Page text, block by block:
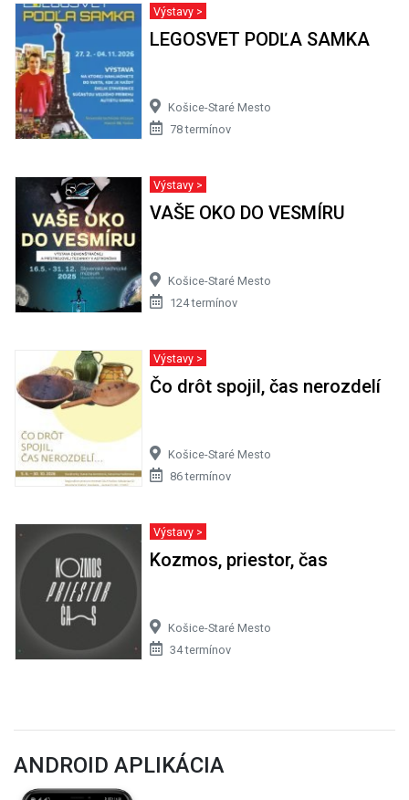
Výstavy >
LEGOSVET PODĽA SAMKA
Košice-Staré Mesto
78 termínov
Výstavy >
VAŠE OKO DO VESMÍRU
Košice-Staré Mesto
124 termínov
Výstavy >
Čo drôt spojil, čas nerozdelí
Košice-Staré Mesto
86 termínov
Výstavy >
Kozmos, priestor, čas
Košice-Staré Mesto
34 termínov
ANDROID APLIKÁCIA